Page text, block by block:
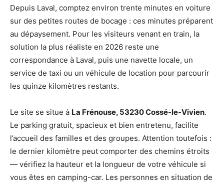
Depuis Laval, comptez environ trente minutes en voiture
sur des petites routes de bocage : ces minutes préparent
au dépaysement. Pour les visiteurs venant en train, la
solution la plus réaliste en 2026 reste une
correspondance à Laval, puis une navette locale, un
service de taxi ou un véhicule de location pour parcourir
les quinze kilomètres restants.
Le site se situe à La Frénouse, 53230 Cossé-le-Vivien.
Le parking gratuit, spacieux et bien entretenu, facilite
l’accueil des familles et des groupes. Attention toutefois :
le dernier kilomètre peut comporter des chemins étroits
— vérifiez la hauteur et la longueur de votre véhicule si
vous êtes en camping-car. Les personnes en situation de